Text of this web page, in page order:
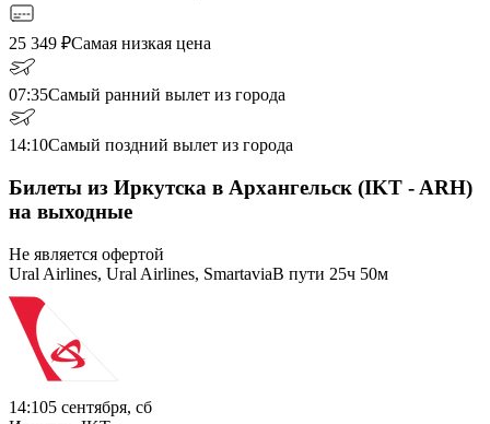
25 349 ₽Самая низкая цена
07:35Самый ранний вылет из города
14:10Самый поздний вылет из города
Билеты из Иркутска в Архангельск (IKT - ARH)
на выходные
Не является офертой
Ural Airlines, Ural Airlines, SmartaviaВ пути 25ч 50м
14:105 сентября, сб